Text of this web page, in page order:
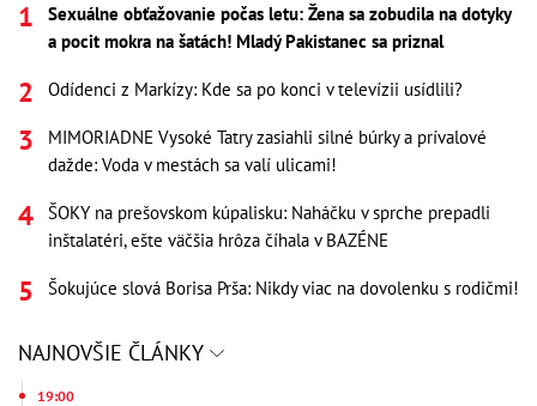
Sexuálne obťažovanie počas letu: Žena sa zobudila na dotyky
a pocit mokra na šatách! Mladý Pakistanec sa priznal
Odídenci z Markízy: Kde sa po konci v televízii usídlili?
MIMORIADNE Vysoké Tatry zasiahli silné búrky a prívalové
dažde: Voda v mestách sa valí ulicami!
ŠOKY na prešovskom kúpalisku: Naháčku v sprche prepadli
inštalatéri, ešte väčšia hrôza číhala v BAZÉNE
Šokujúce slová Borisa Prša: Nikdy viac na dovolenku s rodičmi!
NAJNOVŠIE ČLÁNKY
19:00